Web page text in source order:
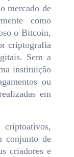
mercado de
como
o Bitcoin,
criptografia
Sem a
instituição
ou
em
conjunto de
criadores e